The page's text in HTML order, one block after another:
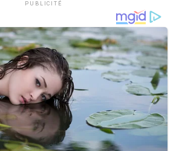
par ce canal vous
la sortie de mon
Tinga qui
la pitié et qui
25 mai 2023 à
15h00. Soyez
On va repartir
PUBLICITÉ